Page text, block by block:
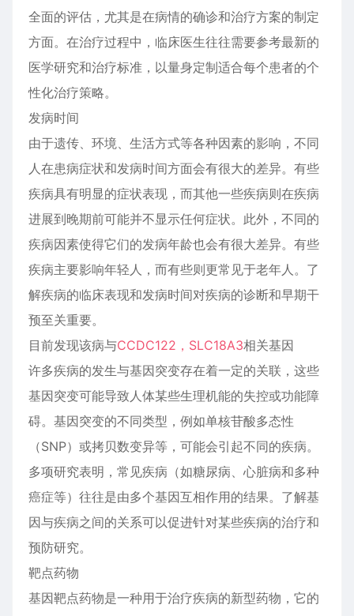
全面的评估，尤其是在病情的确诊和治疗方案的制定
方面。在治疗过程中，临床医生往往需要参考最新的
医学研究和治疗标准，以量身定制适合每个患者的个
性化治疗策略。
发病时间
由于遗传、环境、生活方式等各种因素的影响，不同
人在患病症状和发病时间方面会有很大的差异。有些
疾病具有明显的症状表现，而其他一些疾病则在疾病
进展到晚期前可能并不显示任何症状。此外，不同的
疾病因素使得它们的发病年龄也会有很大差异。有些
疾病主要影响年轻人，而有些则更常见于老年人。了
解疾病的临床表现和发病时间对疾病的诊断和早期干
预至关重要。
目前发现该病与CCDC122，SLC18A3相关基因
许多疾病的发生与基因突变存在着一定的关联，这些
基因突变可能导致人体某些生理机能的失控或功能障
碍。基因突变的不同类型，例如单核苷酸多态性
（SNP）或拷贝数变异等，可能会引起不同的疾病。
多项研究表明，常见疾病（如糖尿病、心脏病和多种
癌症等）往往是由多个基因互相作用的结果。了解基
因与疾病之间的关系可以促进针对某些疾病的治疗和
预防研究。
靶点药物
基因靶点药物是一种用于治疗疾病的新型药物，它的